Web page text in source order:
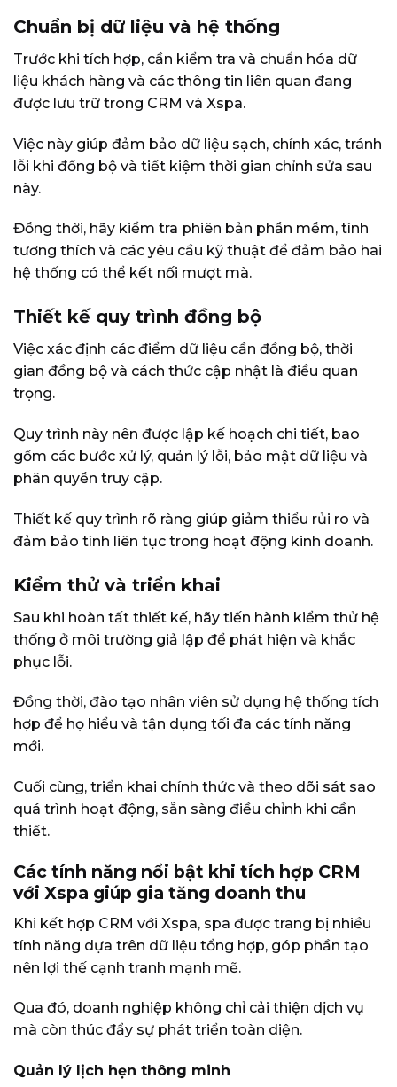
Chuẩn bị dữ liệu và hệ thống
Trước khi tích hợp, cần kiểm tra và chuẩn hóa dữ
liệu khách hàng và các thông tin liên quan đang
được lưu trữ trong CRM và Xspa.
Việc này giúp đảm bảo dữ liệu sạch, chính xác, tránh
lỗi khi đồng bộ và tiết kiệm thời gian chỉnh sửa sau
này.
Đồng thời, hãy kiểm tra phiên bản phần mềm, tính
tương thích và các yêu cầu kỹ thuật để đảm bảo hai
hệ thống có thể kết nối mượt mà.
Thiết kế quy trình đồng bộ
Việc xác định các điểm dữ liệu cần đồng bộ, thời
gian đồng bộ và cách thức cập nhật là điều quan
trọng.
Quy trình này nên được lập kế hoạch chi tiết, bao
gồm các bước xử lý, quản lý lỗi, bảo mật dữ liệu và
phân quyền truy cập.
Thiết kế quy trình rõ ràng giúp giảm thiểu rủi ro và
đảm bảo tính liên tục trong hoạt động kinh doanh.
Kiểm thử và triển khai
Sau khi hoàn tất thiết kế, hãy tiến hành kiểm thử hệ
thống ở môi trường giả lập để phát hiện và khắc
phục lỗi.
Đồng thời, đào tạo nhân viên sử dụng hệ thống tích
hợp để họ hiểu và tận dụng tối đa các tính năng
mới.
Cuối cùng, triển khai chính thức và theo dõi sát sao
quá trình hoạt động, sẵn sàng điều chỉnh khi cần
thiết.
Các tính năng nổi bật khi tích hợp CRM
với Xspa giúp gia tăng doanh thu
Khi kết hợp CRM với Xspa, spa được trang bị nhiều
tính năng dựa trên dữ liệu tổng hợp, góp phần tạo
nên lợi thế cạnh tranh mạnh mẽ.
Qua đó, doanh nghiệp không chỉ cải thiện dịch vụ
mà còn thúc đẩy sự phát triển toàn diện.
Quản lý lịch hẹn thông minh